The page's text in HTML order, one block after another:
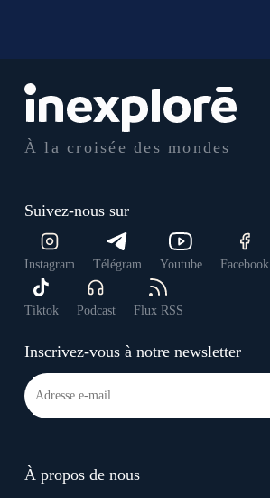
À la croisée des mondes
Suivez-nous sur
Instagram Télégram Youtube Facebook
Tiktok Podcast Flux RSS
Inscrivez-vous à notre newsletter
À propos de nous